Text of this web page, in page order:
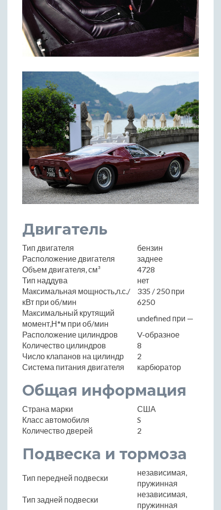
Двигатель
Тип двигателя
бензин
Расположение двигателя
заднее
Объем двигателя, см³
4728
Тип наддува
нет
Максимальная мощность,л.с./
кВт при об/мин
335 / 250 при
6250
Максимальный крутящий
момент,Н*м при об/мин
undefined при —
Расположение цилиндров
V-образное
Количество цилиндров
8
Число клапанов на цилиндр
2
Система питания двигателя
карбюратор
Общая информация
Страна марки
США
Класс автомобиля
S
Количество дверей
2
Подвеска и тормоза
Тип передней подвески
независимая,
пружинная
Тип задней подвески
независимая,
пружинная